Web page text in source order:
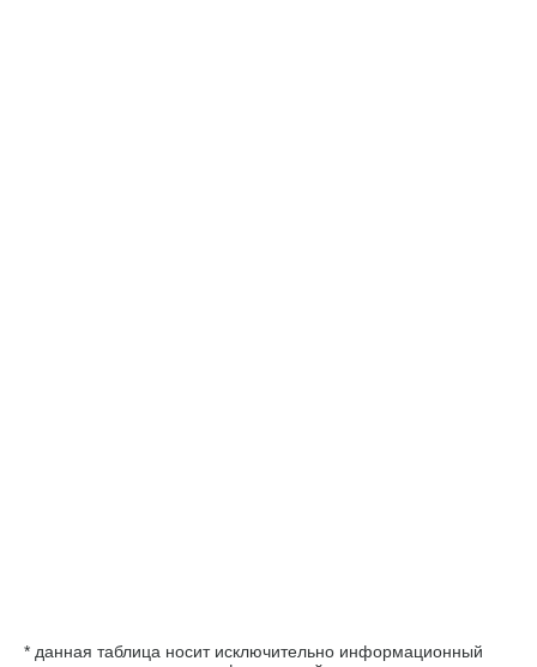
* данная таблица носит исключительно информационный